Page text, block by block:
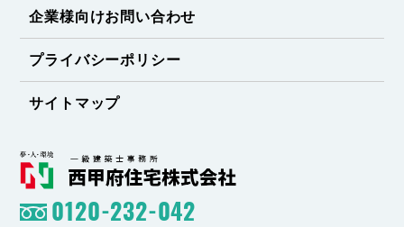
企業様向けお問い合わせ
プライバシーポリシー
サイトマップ
0120-232-042